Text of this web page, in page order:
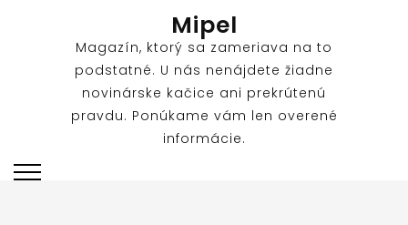
Mipel
Magazín, ktorý sa zameriava na to
podstatné. U nás nenájdete žiadne
novinárske kačice ani prekrútenú
pravdu. Ponúkame vám len overené
informácie.